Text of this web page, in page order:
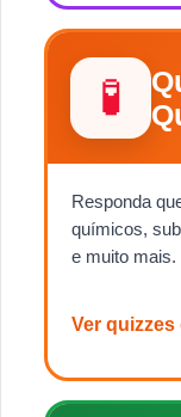
🧪
Responda
químicos,
e muito mais.
Ver quizzes